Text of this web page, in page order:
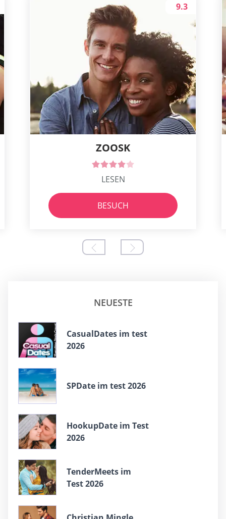
ZOOSK
9.3
LESEN
BESUCH
NEUESTE
СasualDates im test
2026
SPDate im test 2026
HookupDate im Test
2026
TenderMeets im
Test 2026